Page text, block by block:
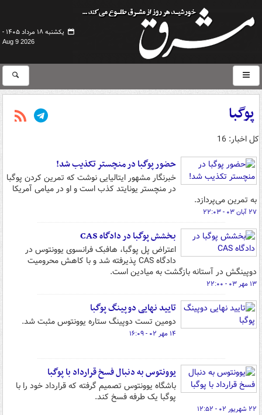
یکشنبه ۱۸ مرداد ۱۴۰۵ -
Aug 9 2026
پوگبا
کل اخبار: 16
حضور پوگبا در منچستر تکذیب شد!
خبرنگار مشهور ایتالیایی نوشت که تمرین کردن پوگبا
در منچستر یونایتد کذب است و او در میامی آمریکا
به تمرین می‌پردازد.
۲۷ آبان ۰۳ - ۲۲:۰۳
بخشش پوگبا در دادگاه CAS
اعتراض پل پوگبا، هافبک فرانسوی یوونتوس در
دادگاه CAS پذیرفته شد و با کاهش محرومیت
دوپینگش در آستانه بازگشت به میادین است.
۱۳ مهر ۰۳ - ۲۲:۰۰
تایید نهایی دوپینگ پوگبا
دومین تست دوپینگ ستاره یوونتوس مثبت شد.
۱۴ مهر ۰۲ - ۱۶:۰۹
یوونتوس به دنبال فسخ قرارداد با پوگبا
باشگاه یوونتوس تصمیم گرفته که قرارداد خود را با
پوگبا یک طرفه فسخ کند.
۲۲ شهریور ۰۲ - ۱۲:۵۲